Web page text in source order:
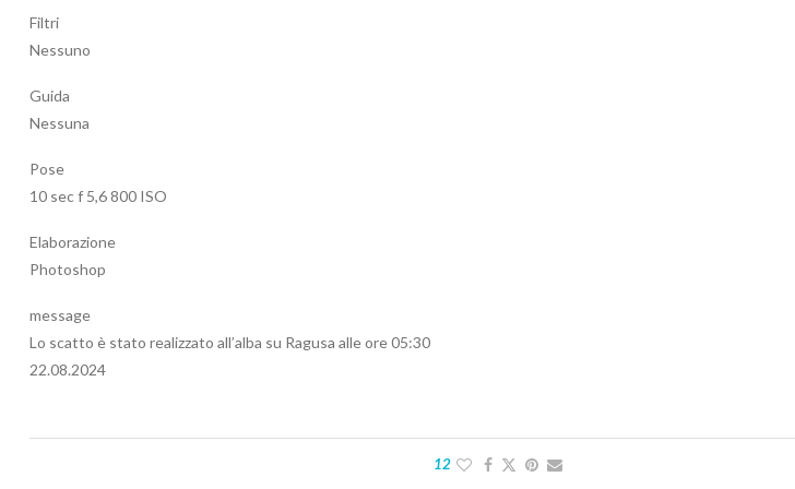
Filtri
Nessuno
Guida
Nessuna
Pose
10 sec f 5,6 800 ISO
Elaborazione
Photoshop
message
Lo scatto è stato realizzato all’alba su Ragusa alle ore 05:30
22.08.2024
12